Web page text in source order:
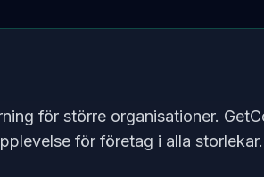
för större organisationer.
för företag i alla storlekar.